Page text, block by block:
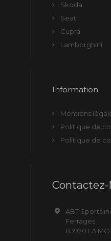
Skoda
Seat
Cupra
Lamborghini
Information
Mentions
Politique de
Politique de
Contactez-
ABT
Ferrages
83920 LA